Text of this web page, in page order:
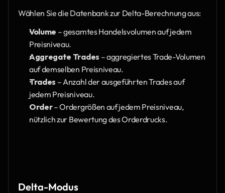
Wählen Sie die Datenbank zur Delta-Berechnung aus:
Volume – gesamtes Handelsvolumen auf jedem
Preisniveau.
Aggregate Trades – aggregiertes Trade-Volumen
auf demselben Preisniveau.
Trades – Anzahl der ausgeführten Trades auf
jedem Preisniveau.
Order – Ordergrößen auf jedem Preisniveau,
nützlich zur Bewertung des Orderdrucks.
Delta-Modus